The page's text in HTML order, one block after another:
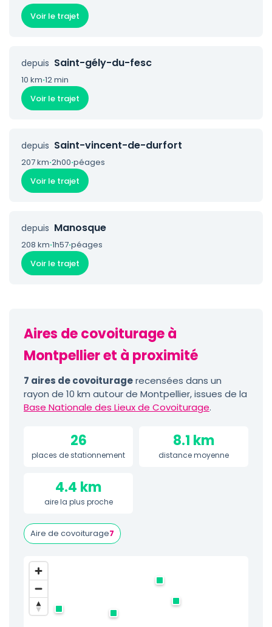
Voir le trajet
depuis Saint-gély-du-fesc
10 km·12 min
Voir le trajet
depuis Saint-vincent-de-durfort
207 km·2h00·péages
Voir le trajet
depuis Manosque
208 km·1h57·péages
Voir le trajet
Aires de covoiturage à
Montpellier et à proximité
7 aires de covoituragerecensées dans un
rayon de 10 km autour de Montpellier, issues de la
Base Nationale des Lieux de Covoiturage.
26
places de stationnement
8.1 km
distance moyenne
4.4 km
aire la plus proche
Aire de covoiturage7